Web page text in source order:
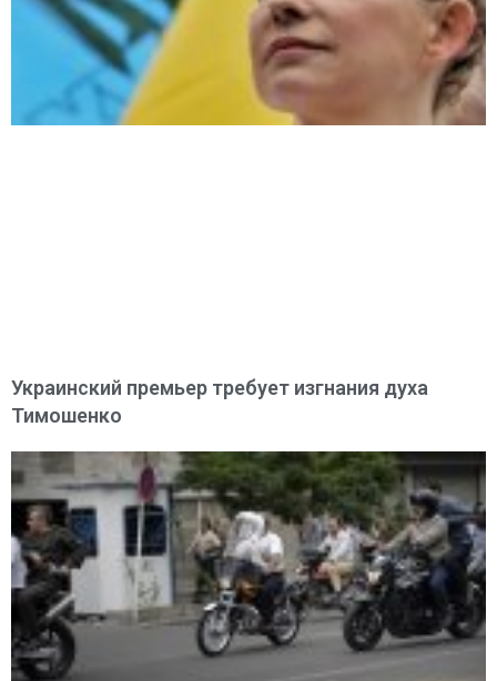
Украинский премьер требует изгнания духа
Тимошенко